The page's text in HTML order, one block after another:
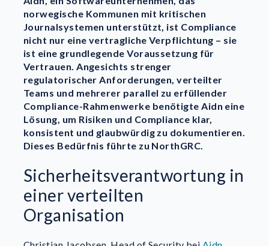
norwegische Kommunen mit kritischen
Journalsystemen unterstützt, ist Compliance
nicht nur eine vertragliche Verpflichtung – sie
ist eine grundlegende Voraussetzung für
Vertrauen. Angesichts strenger
regulatorischer Anforderungen, verteilter
Teams und mehrerer parallel zu erfüllender
Compliance-Rahmenwerke benötigte Aidn eine
Lösung, um Risiken und Compliance klar,
konsistent und glaubwürdig zu dokumentieren.
Dieses Bedürfnis führte zu NorthGRC.
Sicherheitsverantwortung in
einer verteilten
Organisation